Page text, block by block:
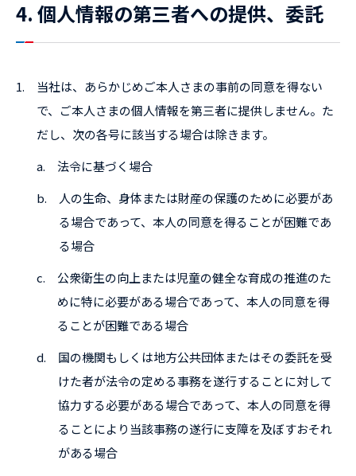
4. 個人情報の第三者への提供、委託
1.
当社は、あらかじめご本人さまの事前の同意を得ない
で、ご本人さまの個人情報を第三者に提供しません。た
だし、次の各号に該当する場合は除きます。
a.
法令に基づく場合
b.
人の生命、身体または財産の保護のために必要があ
る場合であって、本人の同意を得ることが困難であ
る場合
c.
公衆衛生の向上または児童の健全な育成の推進のた
めに特に必要がある場合であって、本人の同意を得
ることが困難である場合
d.
国の機関もしくは地方公共団体またはその委託を受
けた者が法令の定める事務を遂行することに対して
協力する必要がある場合であって、本人の同意を得
ることにより当該事務の遂行に支障を及ぼすおそれ
がある場合